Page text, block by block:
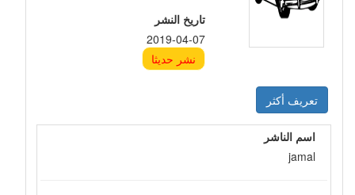
تاريخ النشر
2019-04-07
نشر حديثا
تعريف أكثر
اسم الناشر
jamal